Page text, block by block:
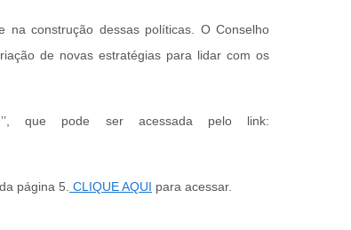
na construção dessas políticas. O Conselho
de novas estratégias para lidar com os
que pode ser acessada pelo link:
página 5. CLIQUE AQUI para acessar.